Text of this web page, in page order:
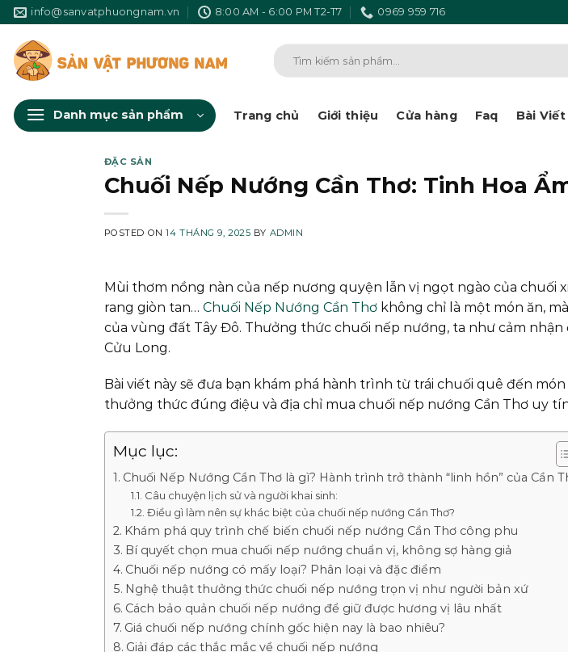
Skip
to
content
info@sanvatphuongnam.vn 8:00 AM - 6:00 PM T2-T7 0969 959 716
Search
Danh mục sản phẩm Trang chủ Giới thiệu Cửa hàng Faq Bài Viết
ĐẶC SẢN
Chuối Nếp Nướng Cần Thơ: Tinh Hoa
POSTED ON14 THÁNG 9, 2025 BY ADMIN
Mùi thơm nồng nàn của nếp nương quyện lẫn vị ngọt ngào của chuối
rang giòn tan… Chuối Nếp Nướng Cần Thơkhông chỉ là một món ăn,
của vùng đất Tây Đô. Thưởng thức chuối nếp nướng, ta như cảm
Cửu Long.
Bài viết này sẽ đưa bạn khám phá hành trình từ trái chuối quê đến
thưởng thức đúng điệu và địa chỉ mua chuối nếp nướng Cần Thơ uy
Mục lục:
Chuối Nếp Nướng Cần Thơ là gì? Hành trình trở thành “linh hồn” của Cần
Câu chuyện lịch sử và người khai sinh:
Điều gì làm nên sự khác biệt của chuối nếp nướng Cần Thơ?
Khám phá quy trình chế biến chuối nếp nướng Cần Thơ công phu
Bí quyết chọn mua chuối nếp nướng chuẩn vị, không sợ hàng giả
Chuối nếp nướng có mấy loại? Phân loại và đặc điểm
Nghệ thuật thưởng thức chuối nếp nướng trọn vị như người bản xứ
Cách bảo quản chuối nếp nướng để giữ được hương vị lâu nhất
Giá chuối nếp nướng chính gốc hiện nay là bao nhiêu?
Giải đáp các thắc mắc về chuối nếp nướng